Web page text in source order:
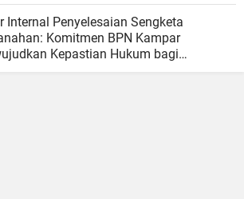
Internal Penyelesaian Sengketa
Komitmen BPN Kampar
Kepastian Hukum bagi